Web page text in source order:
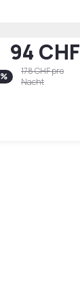
94 CHF
% 178 CHFpro
Nacht